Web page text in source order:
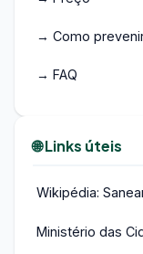
→ Como
→ FAQ
🌐 Links úteis
Wikipédia:
Ministério das